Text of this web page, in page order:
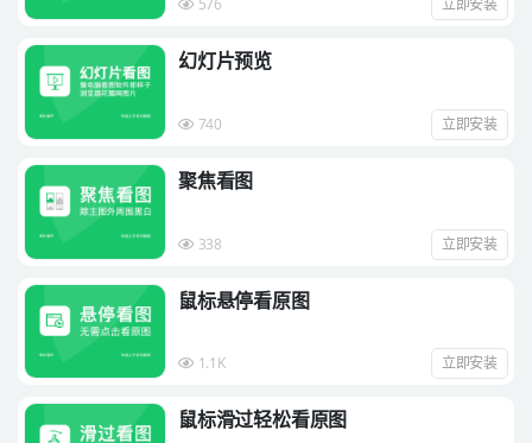
576 立即安装
幻灯片预览
740 立即安装
聚焦看图
338 立即安装
鼠标悬停看原图
1.1K 立即安装
鼠标滑过轻松看原图